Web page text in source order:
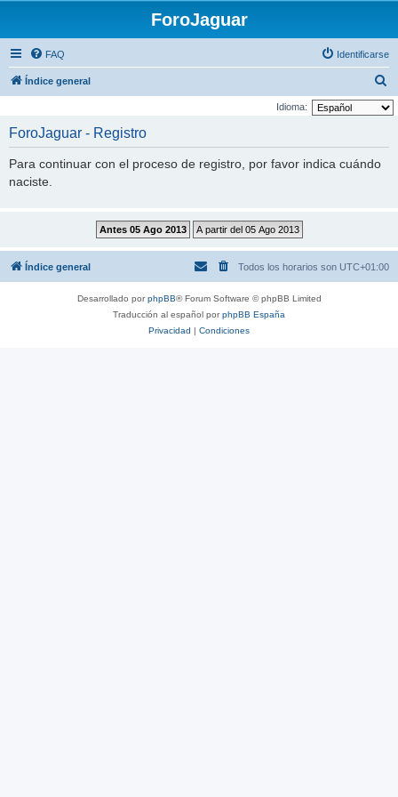
ForoJaguar
FAQ Identificarse
Índice general
u
Idioma:
ForoJaguar - Registro
Para continuar con el proceso de registro, por favor indica cuándo
naciste.
Índice general Todos los horarios son UTC+01:00
Desarrollado porphpBB® Forum Software © phpBB Limited
Traducción al español porphpBB España
Privacidad
Condiciones